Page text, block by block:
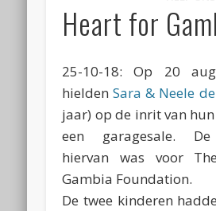
Heart for
25-10-18: Op 20
hieldenSara & Neele
jaar) op de inrit van
een garagesale.
hiervan was voor
Gambia Foundation.
De twee kinderen